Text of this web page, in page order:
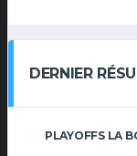
DERNIER
PLAYOFFS LA